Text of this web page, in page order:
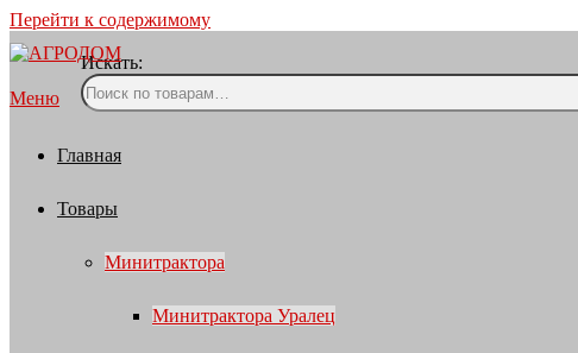
Перейти к содержимому
Искать:
Меню
Главная
Товары
Минитрактора
Минитрактора Уралец